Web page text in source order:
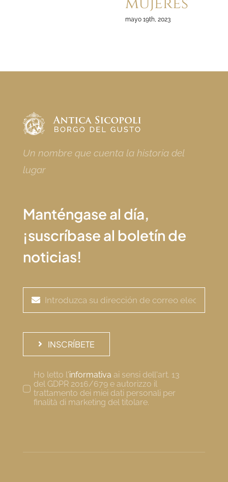
mayo 19th, 2023
Un nombre que cuenta la historia del
lugar
Manténgase al día,
¡suscríbase al boletín de
noticias!
INSCRÍBETE
Ho letto l'informativa ai sensi dell'art. 13
del GDPR 2016/679 e autorizzo il
trattamento dei miei dati personali per
finalità di marketing del titolare.